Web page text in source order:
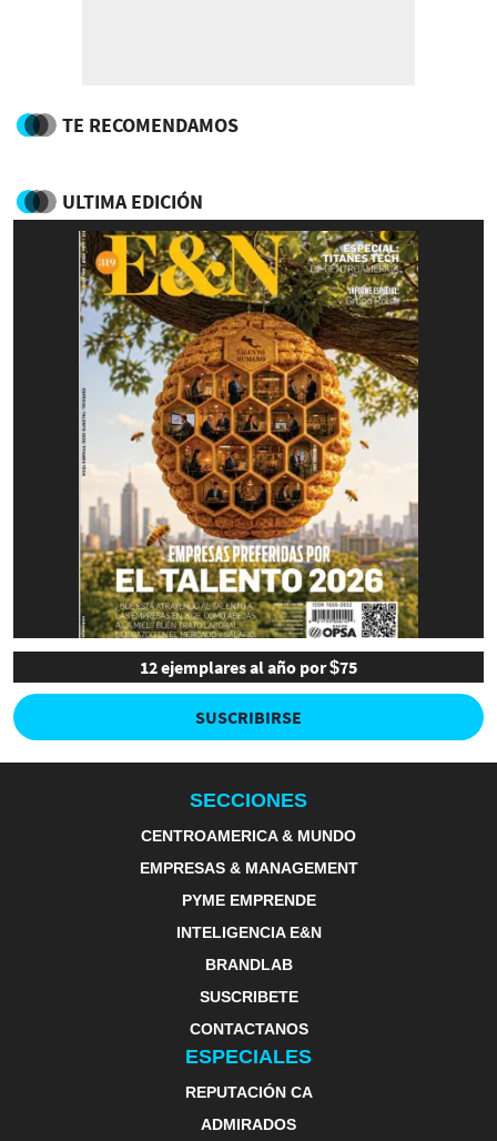
TE RECOMENDAMOS
ULTIMA EDICIÓN
12 ejemplares al año por $75
SUSCRIBIRSE
SECCIONES
CENTROAMERICA & MUNDO
EMPRESAS & MANAGEMENT
PYME EMPRENDE
INTELIGENCIA E&N
BRANDLAB
SUSCRIBETE
CONTACTANOS
ESPECIALES
REPUTACIÓN CA
ADMIRADOS